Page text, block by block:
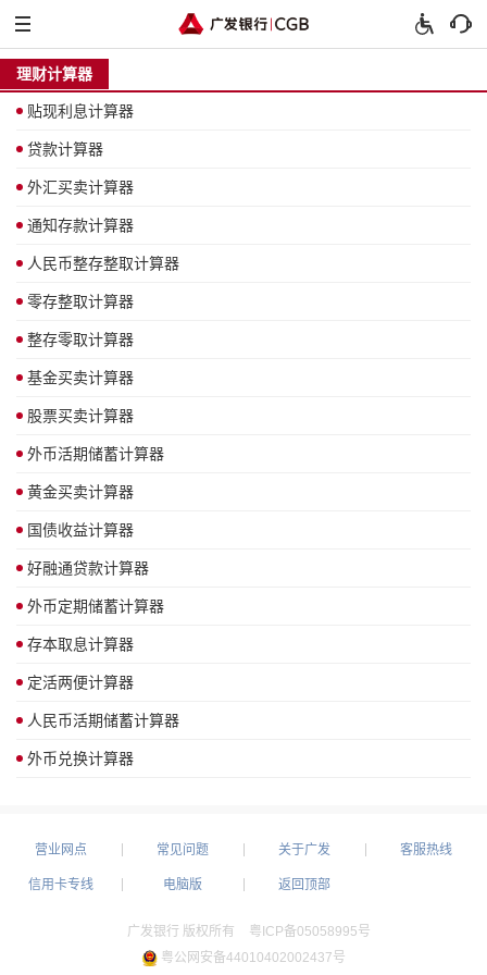
理财计算器
贴现利息计算器
贷款计算器
外汇买卖计算器
通知存款计算器
人民币整存整取计算器
零存整取计算器
整存零取计算器
基金买卖计算器
股票买卖计算器
外币活期储蓄计算器
黄金买卖计算器
国债收益计算器
好融通贷款计算器
外币定期储蓄计算器
存本取息计算器
定活两便计算器
人民币活期储蓄计算器
外币兑换计算器
营业网点 常见问题 关于广发 客服热线
信用卡专线 电脑版 返回顶部
广发银行 版权所有
粤ICP备05058995号
粤公网安备44010402002437号